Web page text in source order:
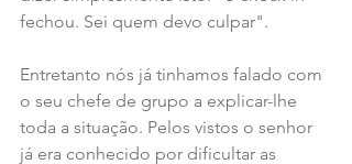
fechou. Sei quem devo culpar".
Entretanto nós já tinhamos falado com
o seu chefe de grupo a explicar-lhe
toda a situação. Pelos vistos o senhor
já era conhecido por dificultar as